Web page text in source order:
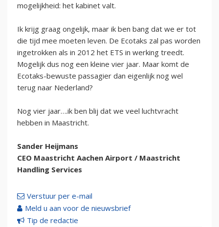
mogelijkheid: het kabinet valt.
Ik krijg graag ongelijk, maar ik ben bang dat we er tot
die tijd mee moeten leven. De Ecotaks zal pas worden
ingetrokken als in 2012 het ETS in werking treedt.
Mogelijk dus nog een kleine vier jaar. Maar komt de
Ecotaks-bewuste passagier dan eigenlijk nog wel
terug naar Nederland?
Nog vier jaar….ik ben blij dat we veel luchtvracht
hebben in Maastricht.
Sander Heijmans
CEO Maastricht Aachen Airport / Maastricht
Handling Services
Verstuur per e-mail
Meld u aan voor de nieuwsbrief
Tip de redactie